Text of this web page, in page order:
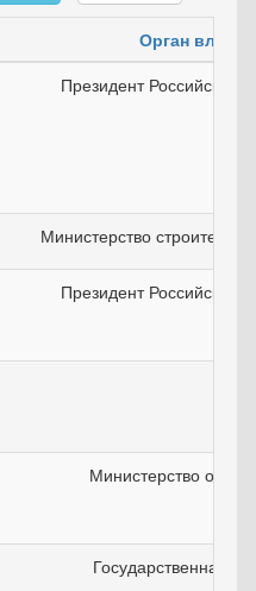
Орган власти
Президент Российской
Министерство
Президент Российской
Министерство
Государственная